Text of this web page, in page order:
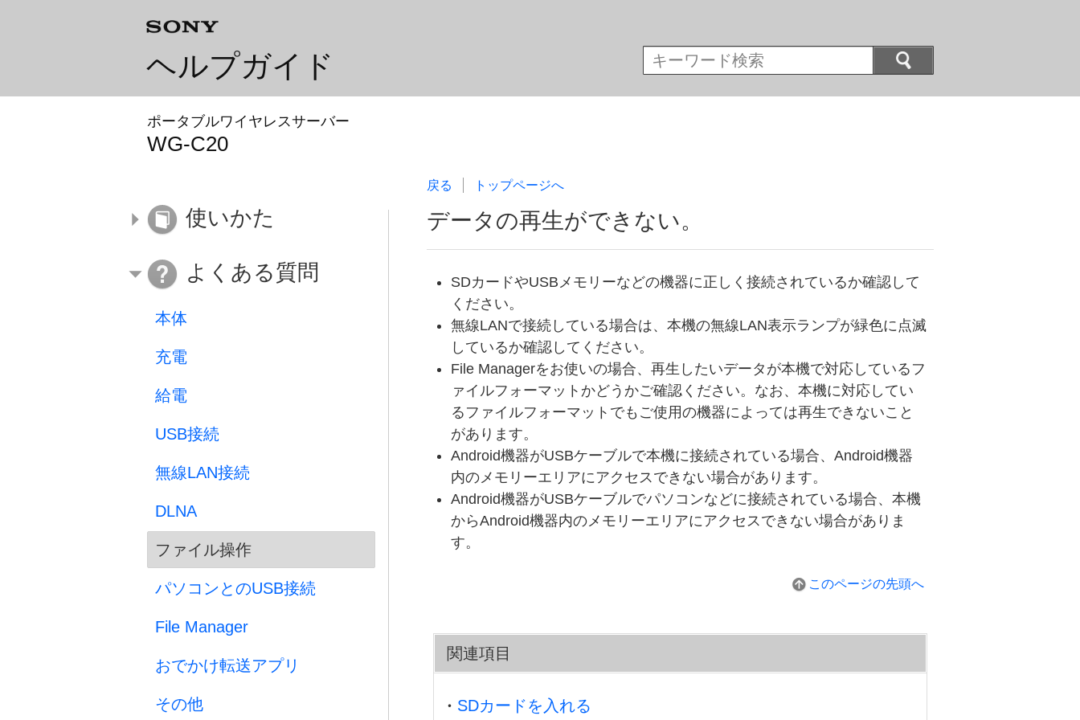
ヘルプガイド
ポータブルワイヤレスサーバー
WG-C20
戻る トップページへ
データの再生ができない。
SDカードやUSBメモリーなどの機器に正しく接続されているか確認して
ください。
無線LANで接続している場合は、本機の無線LAN表示ランプが緑色に点滅
しているか確認してください。
File Managerをお使いの場合、再生したいデータが本機で対応しているフ
ァイルフォーマットかどうかご確認ください。なお、本機に対応してい
るファイルフォーマットでもご使用の機器によっては再生できないこと
があります。
Android機器がUSBケーブルで本機に接続されている場合、Android機器
内のメモリーエリアにアクセスできない場合があります。
Android機器がUSBケーブルでパソコンなどに接続されている場合、本機
からAndroid機器内のメモリーエリアにアクセスできない場合がありま
す。
このページの先頭へ
関連項目
SDカードを入れる
使いかた
よくある質問
本体
充電
給電
USB接続
無線LAN接続
DLNA
ファイル操作
パソコンとのUSB接続
File Manager
おでかけ転送アプリ
その他